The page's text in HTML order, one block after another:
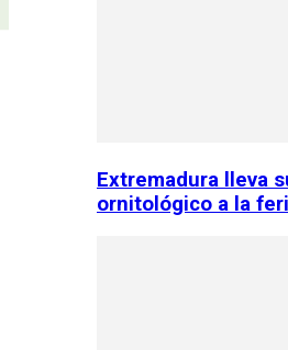
Extremadura lleva
ornitológico a la